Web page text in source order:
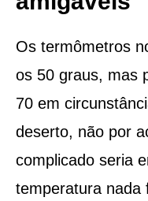
Os termômetros
os 50 graus, mas
70 em
deserto, não por
complicado seria
temperatura nada